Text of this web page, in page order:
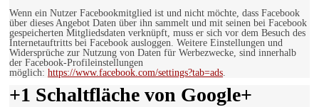
Wenn ein Nutzer Facebookmitglied ist und nicht möchte, dass Facebook
über dieses Angebot Daten über ihn sammelt und mit seinen bei Facebook
gespeicherten Mitgliedsdaten verknüpft, muss er sich vor dem Besuch des
Internetauftritts bei Facebook ausloggen. Weitere Einstellungen und
Widersprüche zur Nutzung von Daten für Werbezwecke, sind innerhalb
der Facebook-Profileinstellungen
möglich: https://www.facebook.com/settings?tab=ads.
+1 Schaltfläche von Google+